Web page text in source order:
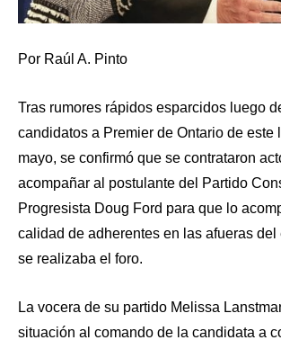
Por Raúl A. Pinto
Tras rumores rápidos esparcidos luego
candidatos a Premier de Ontario de este
mayo, se confirmó que se contrataron
acompañar al postulante del Partido
Progresista Doug Ford para que lo
calidad de adherentes en las afueras
se realizaba el foro.
La vocera de su partido Melissa
situación al comando de la candidata a